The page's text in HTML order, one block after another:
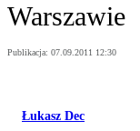
Warszawie
Publikacja: 07.09.2011 12:30
Łukasz Dec